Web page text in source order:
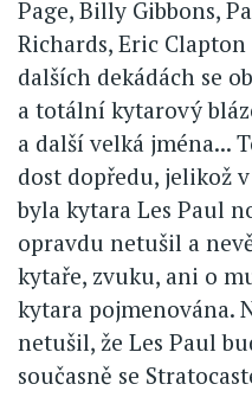
Page, Billy Gibbons,
Richards, Eric
dalších dekádách se
a totální kytarový
a další velká jména...
dost dopředu, jelikož
byla kytara Les Paul
opravdu netušil a
kytaře, zvuku, ani o
kytara pojmenována.
netušil, že Les Paul
současně se